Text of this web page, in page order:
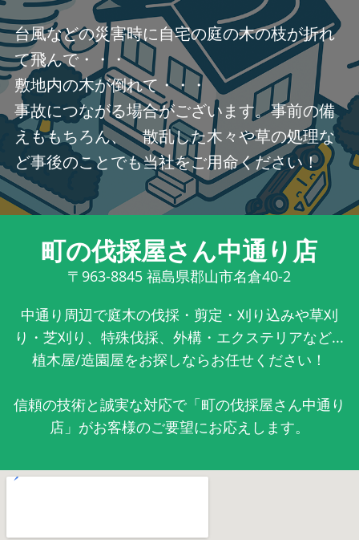
台風などの災害時に自宅の庭の木の枝が折れ
て飛んで・・・
敷地内の木が倒れて・・・
事故につながる場合がございます。事前の備
えももちろん、 散乱した木々や草の処理な
ど事後のことでも当社をご用命ください！
町の伐採屋さん中通り店
〒963-8845 福島県郡山市名倉40-2
中通り周辺で庭木の伐採・剪定・刈り込みや草刈
り・芝刈り、特殊伐採、外構・エクステリアなど...
植木屋/造園屋をお探しならお任せください！
信頼の技術と誠実な対応で「町の伐採屋さん中通り
店」がお客様のご要望にお応えします。